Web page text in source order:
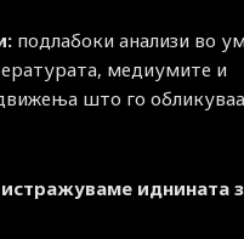
подлабоки анализи во
медиумите и
што го
иднината